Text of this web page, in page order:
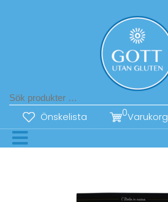
Önskelista Varukorg
0